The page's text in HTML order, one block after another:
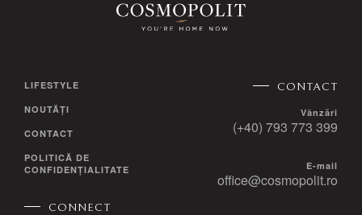
LIFESTYLE
NOUTĂȚI
CONTACT
POLITICĂ DE
CONFIDENȚIALITATE
CONNECT
CONTACT
Vânzări
(+40) 793 773 399
E-mail
office@cosmopolit.ro